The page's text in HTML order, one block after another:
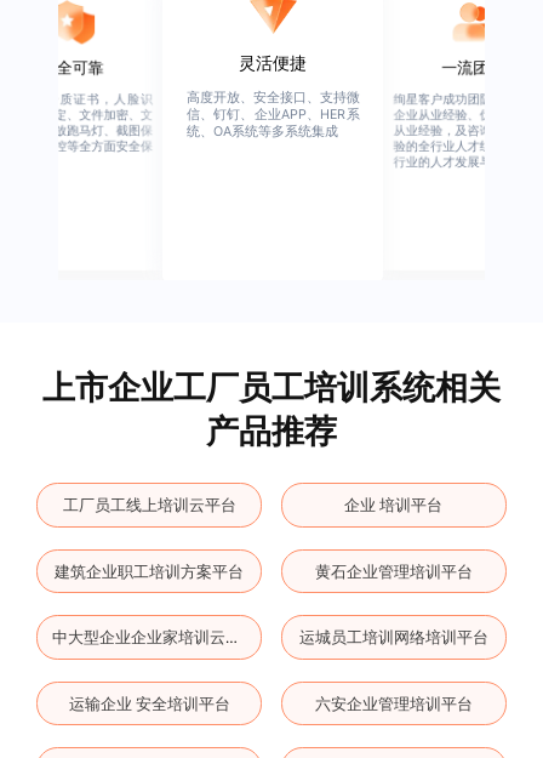
证书，人脸识
、文件加密、文
跑马灯、截图保
等全方面安全保
高度开放、安全接口、支持微
信、钉钉、企业APP、HER系
统、OA系统等多系统集成
绚星客户成功团队，由有多年
企业从业经验、优秀培训机构
从业经验，及咨询公司从业经
验的全行业人才组成，涉猎全
行业的人才发展与培养模块。
上市企业工厂员工培训系统相关
产品推荐
工厂员工线上培训云平台 企业 培训平台
建筑企业职工培训方案平台 黄石企业管理培训平台
中大型企业企业家培训云平台 运城员工培训网络培训平台
运输企业 安全培训平台 六安企业管理培训平台